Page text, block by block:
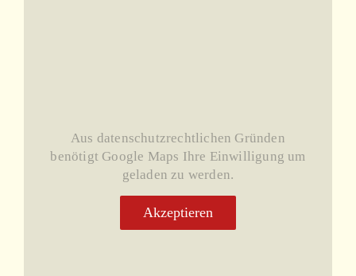
Aus datenschutzrechtlichen Gründen
benötigt Google Maps Ihre Einwilligung um
geladen zu werden.
Akzeptieren